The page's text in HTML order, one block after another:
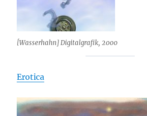
[Wasserhahn] Digitalgrafik, 2000
Erotica